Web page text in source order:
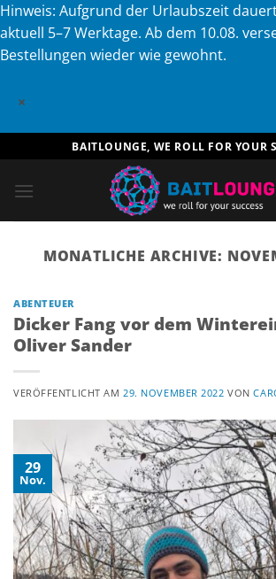
Hinweis: Aufgrund der Urlaubszeit
aktuell 5–7 Werktage. Ab dem 10.08.
Bestellungen wieder wie gewohnt.
×
Inhalt
springen
BAITLOUNGE, WE ROLL FOR YOUR
MONATLICHE ARCHIVE:
ABENTEUER
Dicker Fang vor dem
Oliver Sander
VERÖFFENTLICHT AM 29. NOVEMBER 2022 VON
29
Nov.